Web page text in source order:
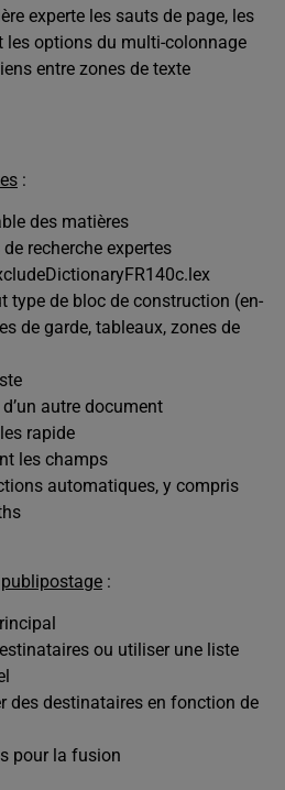
experte les sauts de page, les
les options du multi-colonnage
entre zones de texte
:
des matières
recherche expertes
type de bloc de construction (en-
de garde, tableaux, zones de
autre document
rapide
les champs
automatiques, y compris
publipostage :
ou utiliser une liste
des destinataires en fonction de
pour la fusion